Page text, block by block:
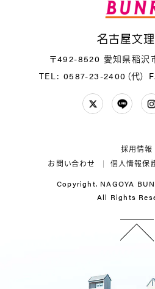
〒492-8520 愛知県稲沢
TEL: 0587-23-2400（代）
個人情報保
お問い合わせ
採用情報
Copyright. NAGOYA
All Rights